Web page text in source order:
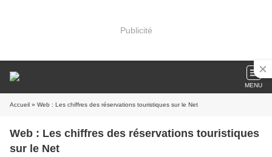
Publicité
MENU
Accueil » Web : Les chiffres des réservations touristiques sur le Net
Web : Les chiffres des réservations touristiques
sur le Net